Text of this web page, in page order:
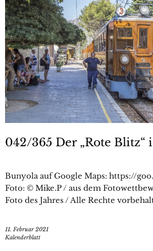
042/365 Der „Rote Blitz“
Bunyola auf Google Maps: https://
Foto: © Mike.P / aus dem
Foto des Jahres / Alle Rechte
11. Februar 2021
Kalenderblatt